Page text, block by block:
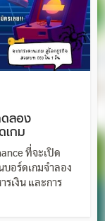
ดลอง
กม
ที่จะเปิด
บอร์ดเกมจำลอง
รเงิน และการ